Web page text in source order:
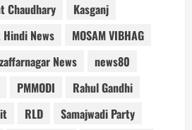
Chaudhary
Kasganj
News
MOSAM VIBHAG
News
news80
PMMODI
Rahul Gandhi
RLD
Samajwadi Party